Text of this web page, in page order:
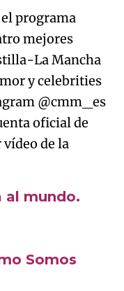
programa
mejores
La Mancha
y celebrities
@cmm_es
oficial de
de la
al mundo.
Somos